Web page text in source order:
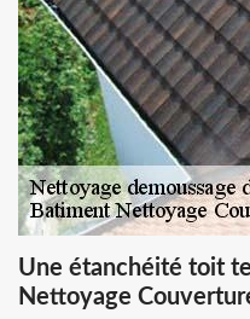
Une étanchéité toit
Nettoyage